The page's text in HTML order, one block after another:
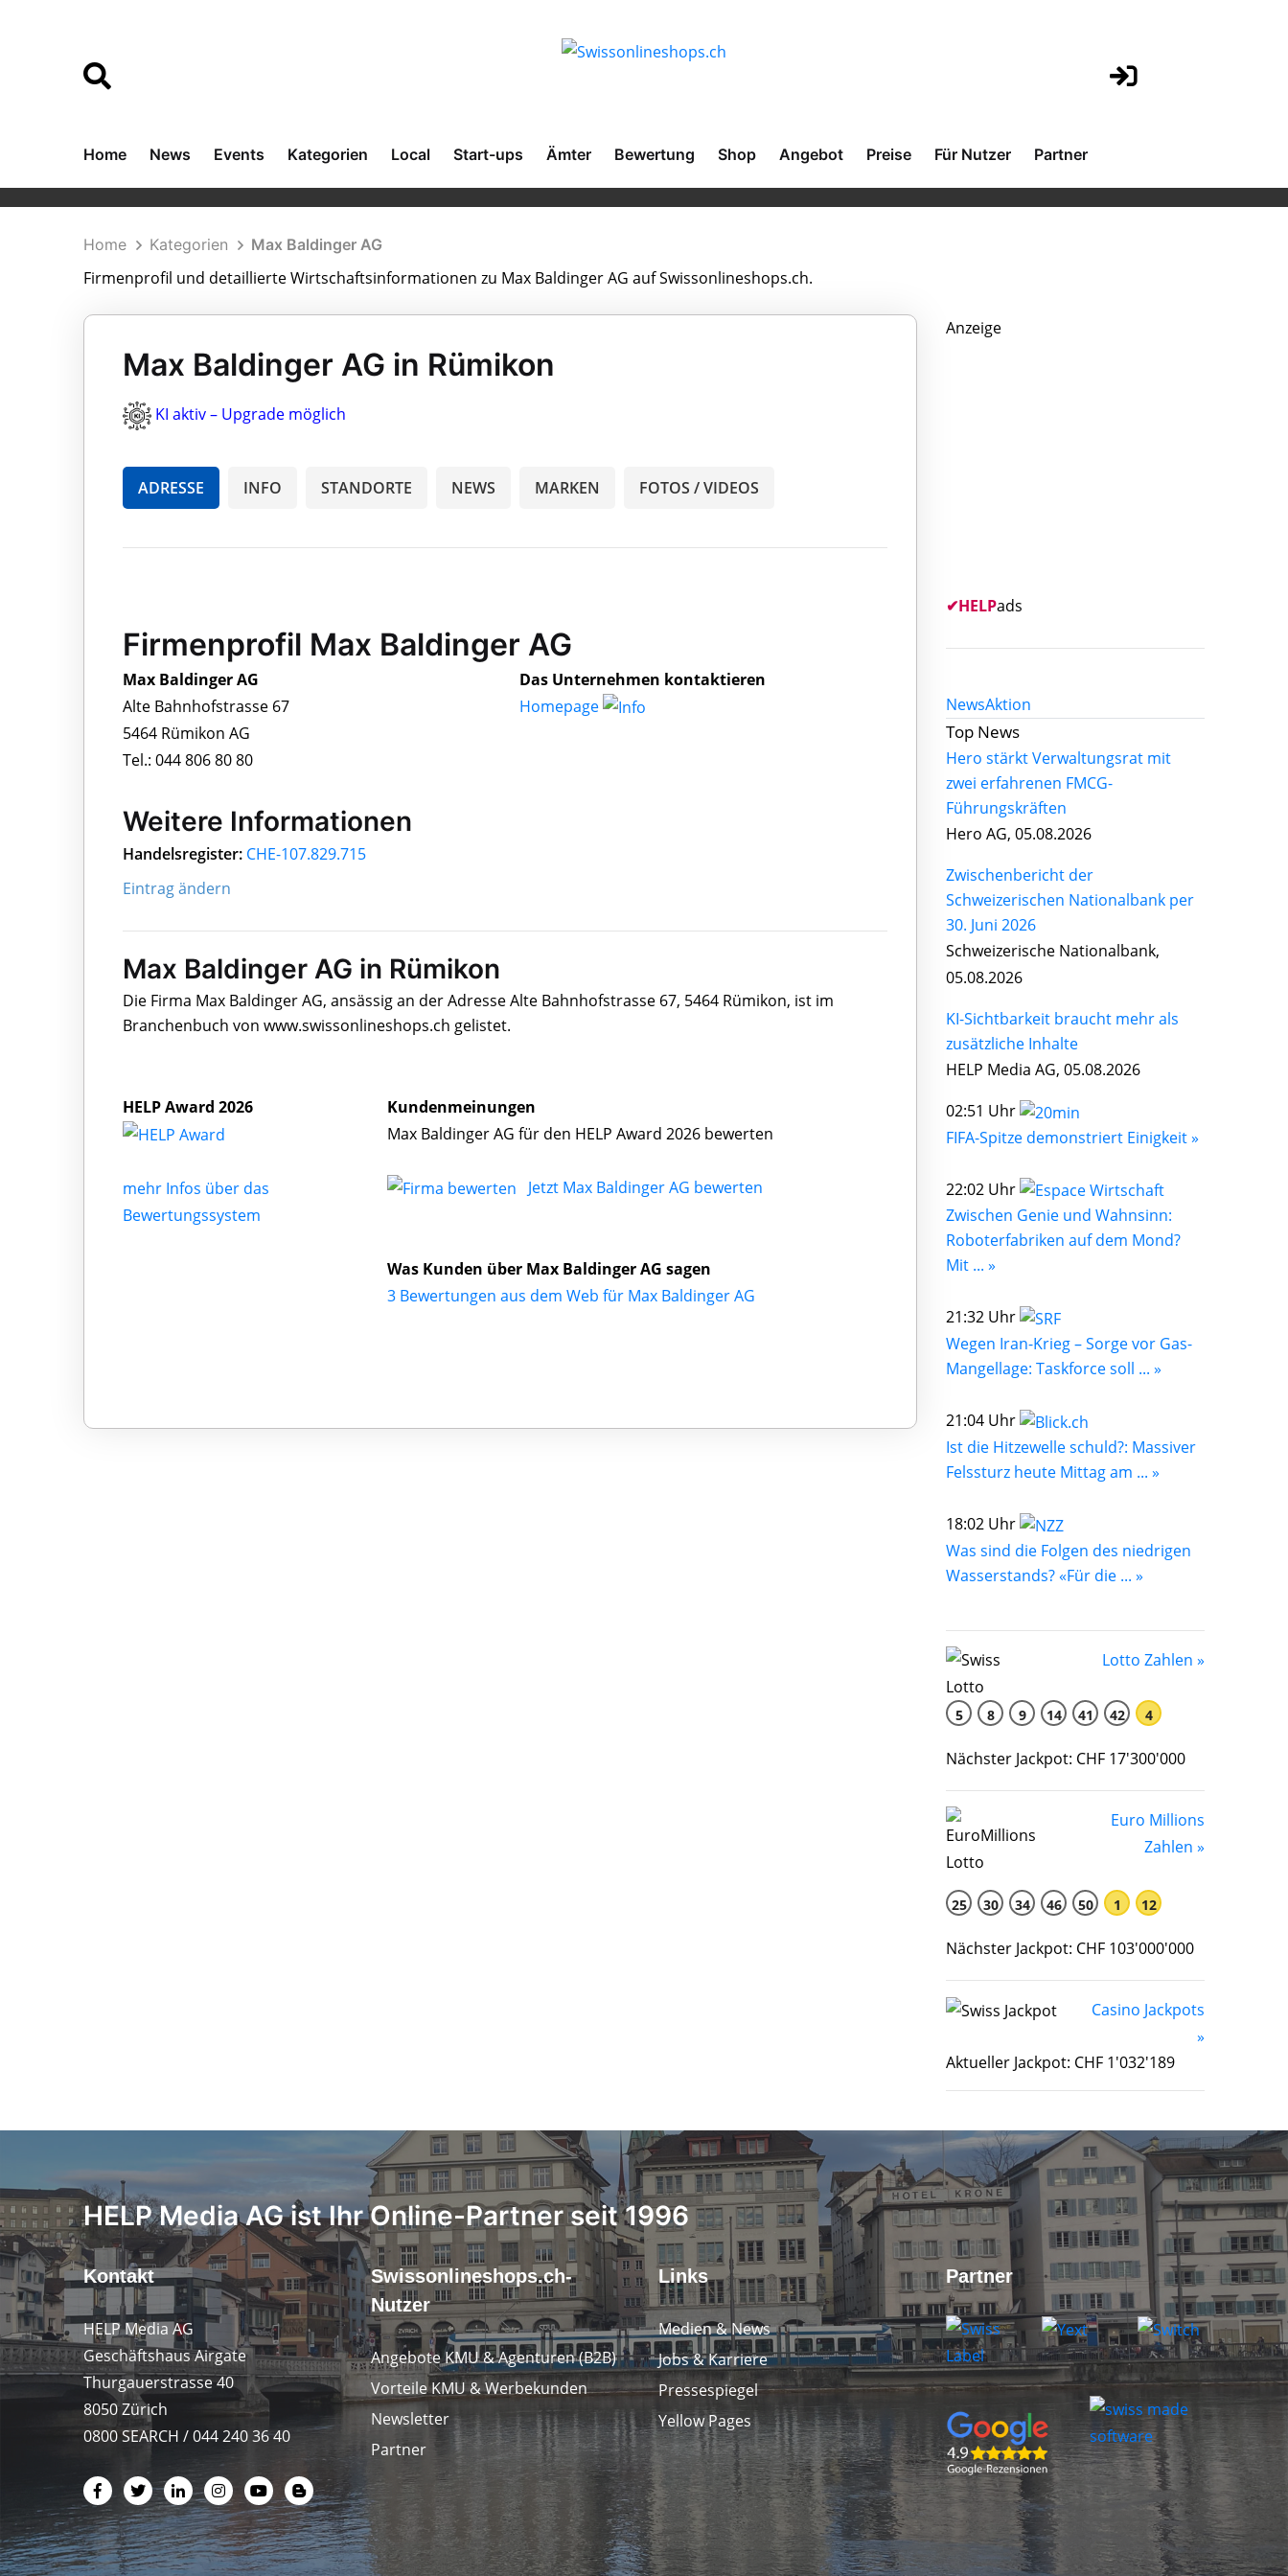
Home News Events Kategorien Local Start-ups Ämter Bewertung Shop Angebot Preise Für Nutzer Partner
Home Kategorien Max Baldinger AG
Firmenprofil und detaillierte Wirtschaftsinformationen zu Max Baldinger AG auf Swissonlineshops.ch.
Max Baldinger AG in Rümikon
KI aktiv – Upgrade möglich
ADRESSE INFO STANDORTE NEWS MARKEN FOTOS / VIDEOS
Firmenprofil Max Baldinger AG
Max Baldinger AG
Alte Bahnhofstrasse 67
5464 Rümikon AG
Tel.: 044 806 80 80
Das Unternehmen kontaktieren
Homepage
Weitere Informationen
Handelsregister: CHE-107.829.715
Eintrag ändern
Max Baldinger AG in Rümikon
Die Firma Max Baldinger AG, ansässig an der Adresse Alte Bahnhofstrasse 67, 5464 Rümikon, ist im
Branchenbuch von www.swissonlineshops.ch gelistet.
HELP Award 2026
mehr Infos über das
Bewertungssystem
Kundenmeinungen
Max Baldinger AG für den HELP Award 2026 bewerten
Jetzt Max Baldinger AG bewerten
Was Kunden über Max Baldinger AG sagen
3 Bewertungen aus dem Web für Max Baldinger AG
Anzeige
✔HELPads
NewsAktion
Top News
Hero stärkt Verwaltungsrat mit
zwei erfahrenen FMCG-
Führungskräften
Hero AG, 05.08.2026
Zwischenbericht der
Schweizerischen Nationalbank per
30. Juni 2026
Schweizerische Nationalbank,
05.08.2026
KI-Sichtbarkeit braucht mehr als
zusätzliche Inhalte
HELP Media AG, 05.08.2026
02:51 Uhr
FIFA-Spitze demonstriert Einigkeit »
22:02 Uhr
Zwischen Genie und Wahnsinn:
Roboterfabriken auf dem Mond?
Mit ... »
21:32 Uhr
Wegen Iran-Krieg – Sorge vor Gas-
Mangellage: Taskforce soll ... »
21:04 Uhr
Ist die Hitzewelle schuld?: Massiver
Felssturz heute Mittag am ... »
18:02 Uhr
Was sind die Folgen des niedrigen
Wasserstands? «Für die ... »
Lotto Zahlen »
5 8 9 14 41 42 4
Nächster Jackpot: CHF 17'300'000
Euro Millions
Zahlen »
25 30 34 46 50 1 12
Nächster Jackpot: CHF 103'000'000
Casino Jackpots
»
Aktueller Jackpot: CHF 1'032'189
HELP Media AG ist Ihr Online-Partner seit 1996
Kontakt
HELP Media AG
Geschäftshaus Airgate
Thurgauerstrasse 40
8050 Zürich
0800 SEARCH / 044 240 36 40
Swissonlineshops.ch-
Nutzer
Angebote KMU & Agenturen (B2B)
Vorteile KMU & Werbekunden
Newsletter
Partner
Links
Medien & News
Jobs & Karriere
Pressespiegel
Yellow Pages
Partner